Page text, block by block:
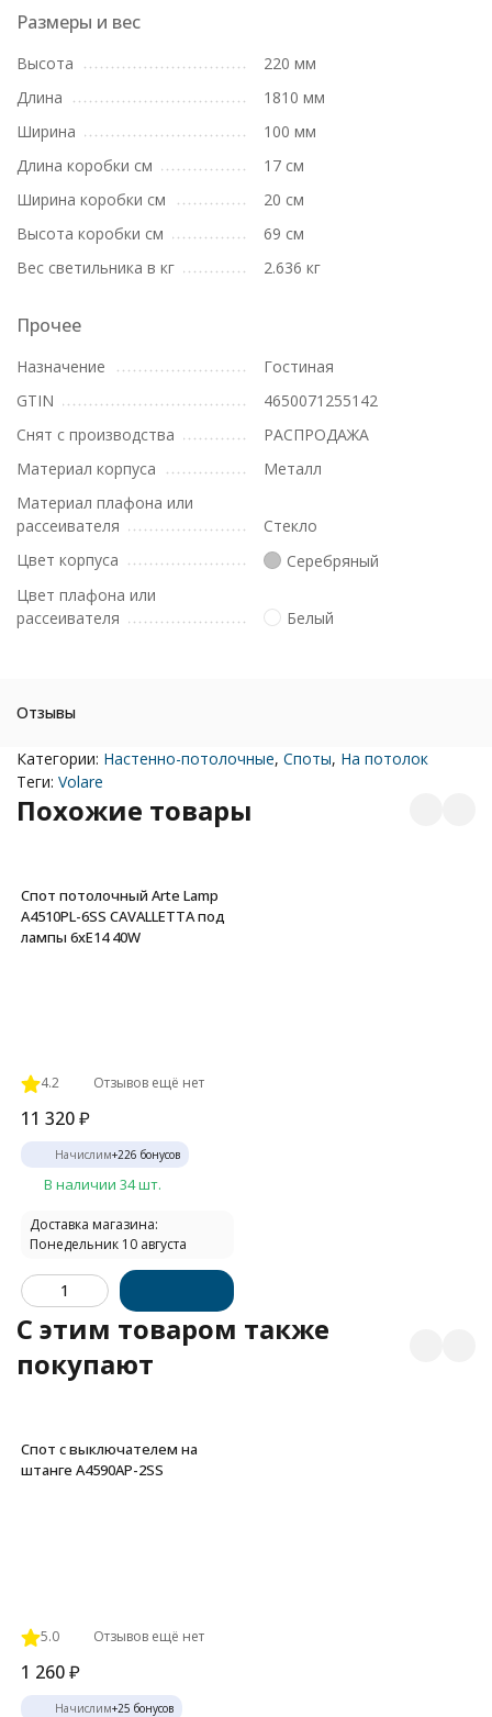
Размеры и вес
Высота
220 мм
Длина
1810 мм
Ширина
100 мм
Длина коробки см
17 см
Ширина коробки см
20 см
Высота коробки см
69 см
Вес светильника в кг
2.636 кг
Прочее
Назначение
Гостиная
GTIN
4650071255142
Снят с производства
РАСПРОДАЖА
Материал корпуса
Металл
Материал плафона или
рассеивателя
Стекло
Цвет корпуса
Серебряный
Цвет плафона или
рассеивателя
Белый
Отзывы
Категории: Настенно-потолочные, Споты, На потолок
Теги: Volare
Похожие товары
Спот потолочный Arte Lamp
A4510PL-6SS CAVALLETTA под
лампы 6xE14 40W
4.2 Отзывов ещё нет
11 320₽
Начислим+226 бонусов
В наличии 34 шт.
Доставка магазина:
Понедельник 10 августа
C этим товаром также
покупают
Спот с выключателем на
штанге A4590AP-2SS
5.0 Отзывов ещё нет
1 260₽
Начислим+25 бонусов